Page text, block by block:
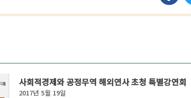
GSEF2021
사회적경제와 공정무역 해외연사 초청 특별강연회
2017년 5월 19일